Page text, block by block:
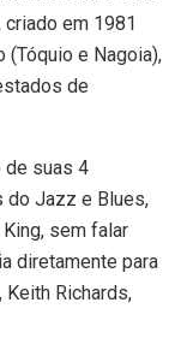
em 1981
(Tóquio e Nagoia),
de
de suas 4
do Jazz e Blues,
sem falar
diretamente para
Richards,